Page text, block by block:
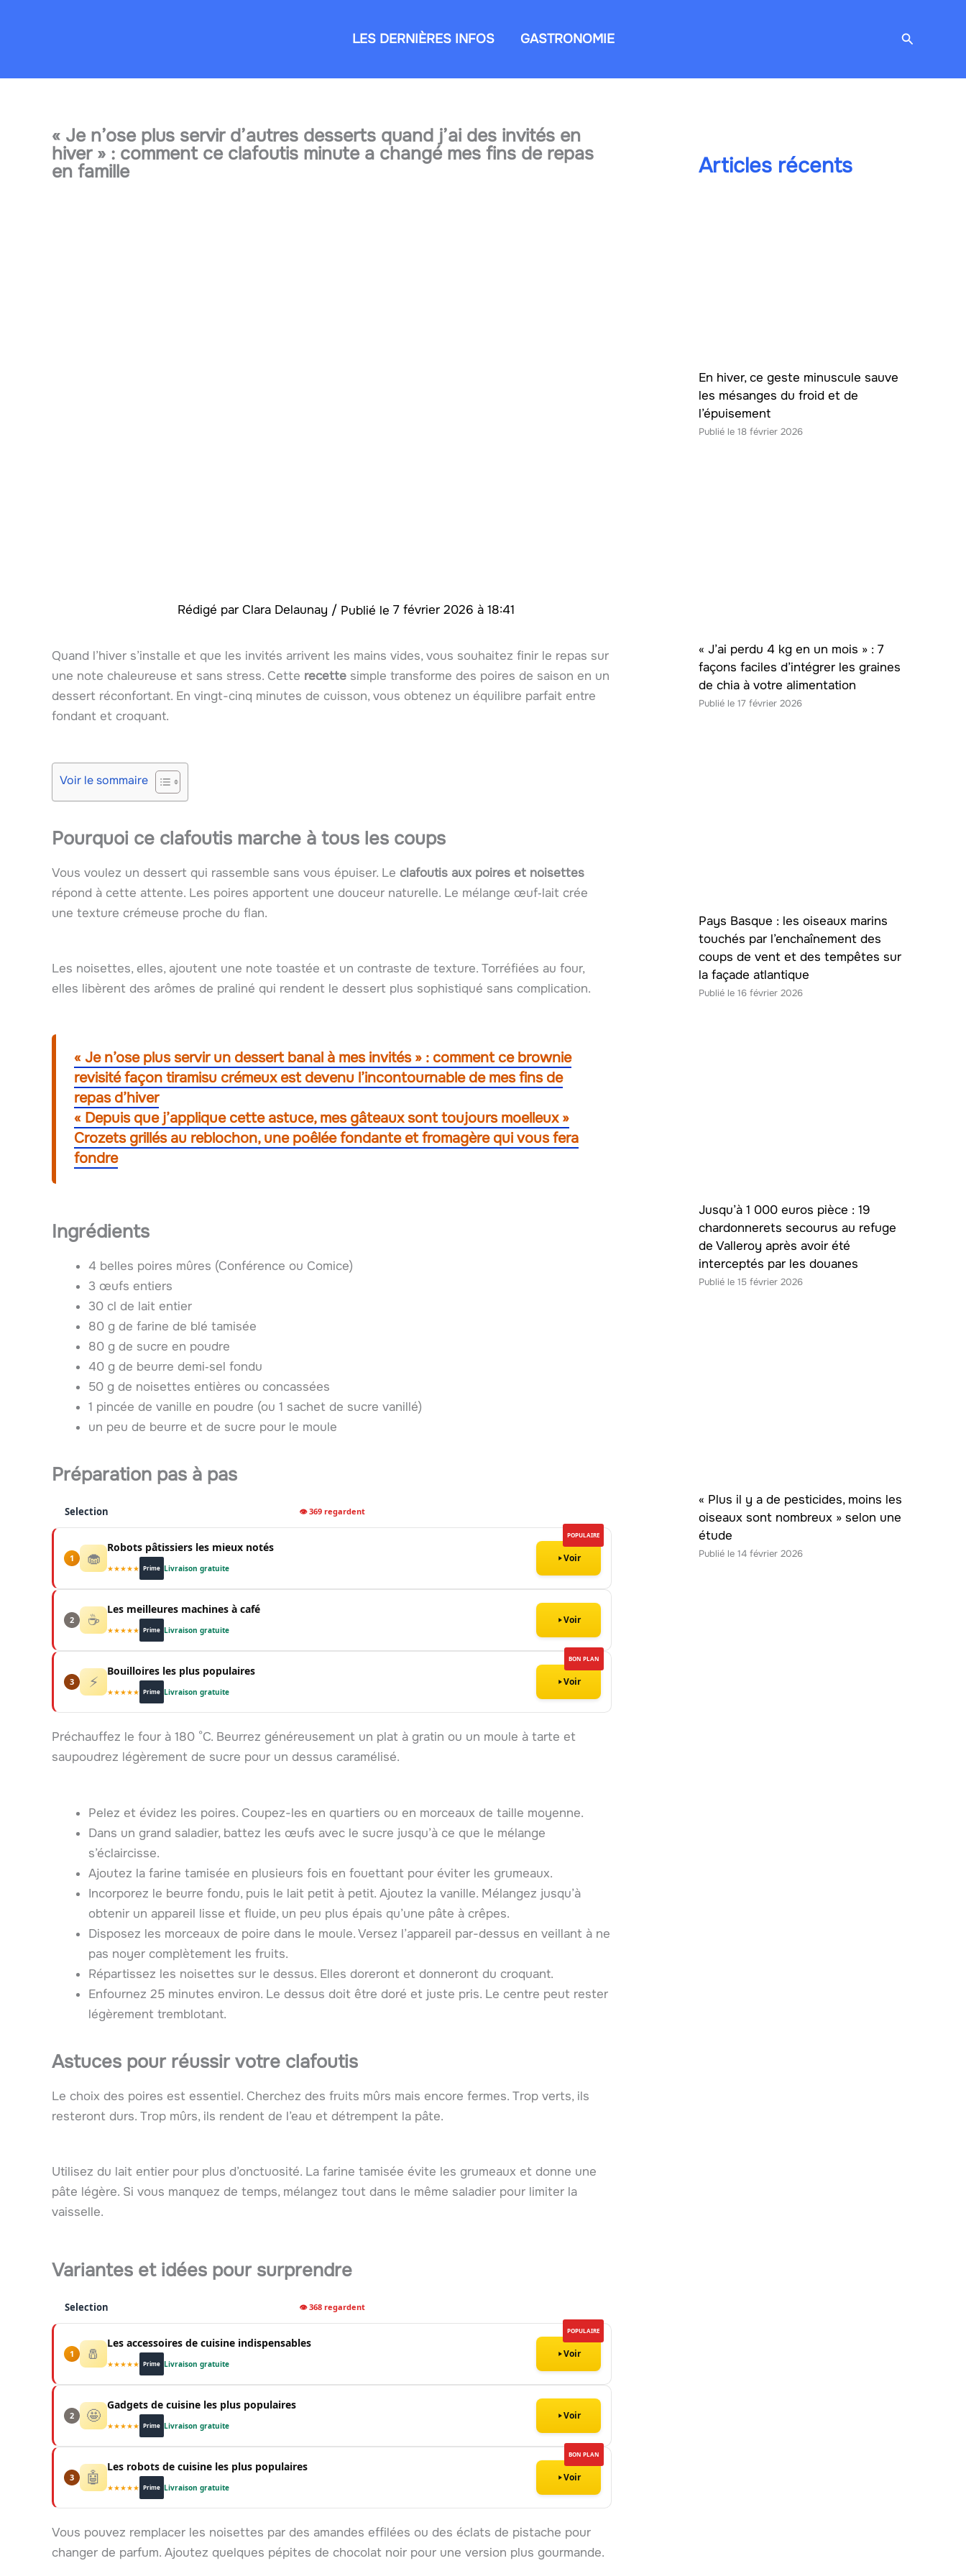
LES DERNIÈRES INFOS GASTRONOMIE
« Je n’ose plus servir d’autres desserts quand j’ai des invités en
hiver » : comment ce clafoutis minute a changé mes fins de repas
en famille
Rédigé par Clara Delaunay / 7 février 2026 à 18:41
Quand l’hiver s’installe et que les invités arrivent les mains vides, vous souhaitez finir le repas sur
une note chaleureuse et sans stress. Cette recette simple transforme des poires de saison en un
dessert réconfortant. En vingt-cinq minutes de cuisson, vous obtenez un équilibre parfait entre
fondant et croquant.
Voir le sommaire
Pourquoi ce clafoutis marche à tous les coups
Vous voulez un dessert qui rassemble sans vous épuiser. Le clafoutis aux poires et noisettes
répond à cette attente. Les poires apportent une douceur naturelle. Le mélange œuf‑lait crée
une texture crémeuse proche du flan.
Les noisettes, elles, ajoutent une note toastée et un contraste de texture. Torréfiées au four,
elles libèrent des arômes de praliné qui rendent le dessert plus sophistiqué sans complication.
« Je n’ose plus servir un dessert banal à mes invités » : comment ce brownie
revisité façon tiramisu crémeux est devenu l’incontournable de mes fins de
repas d’hiver
« Depuis que j’applique cette astuce, mes gâteaux sont toujours moelleux »
Crozets grillés au reblochon, une poêlée fondante et fromagère qui vous fera
fondre
Ingrédients
4 belles poires mûres (Conférence ou Comice)
3 œufs entiers
30 cl de lait entier
80 g de farine de blé tamisée
80 g de sucre en poudre
40 g de beurre demi‑sel fondu
50 g de noisettes entières ou concassées
1 pincée de vanille en poudre (ou 1 sachet de sucre vanillé)
un peu de beurre et de sucre pour le moule
Préparation pas à pas
Selection 👁 369 regardent
POPULAIRE
1 🧁
Robots pâtissiers les mieux notés
★★★★★ Prime Livraison gratuite
Voir
2 ☕
Les meilleures machines à café
★★★★★ Prime Livraison gratuite
Voir
BON PLAN
3 ⚡
Bouilloires les plus populaires
★★★★★ Prime Livraison gratuite
Voir
Préchauffez le four à 180 °C. Beurrez généreusement un plat à gratin ou un moule à tarte et
saupoudrez légèrement de sucre pour un dessus caramélisé.
Pelez et évidez les poires. Coupez-les en quartiers ou en morceaux de taille moyenne.
Dans un grand saladier, battez les œufs avec le sucre jusqu’à ce que le mélange
s’éclaircisse.
Ajoutez la farine tamisée en plusieurs fois en fouettant pour éviter les grumeaux.
Incorporez le beurre fondu, puis le lait petit à petit. Ajoutez la vanille. Mélangez jusqu’à
obtenir un appareil lisse et fluide, un peu plus épais qu’une pâte à crêpes.
Disposez les morceaux de poire dans le moule. Versez l’appareil par-dessus en veillant à ne
pas noyer complètement les fruits.
Répartissez les noisettes sur le dessus. Elles doreront et donneront du croquant.
Enfournez 25 minutes environ. Le dessus doit être doré et juste pris. Le centre peut rester
légèrement tremblotant.
Astuces pour réussir votre clafoutis
Le choix des poires est essentiel. Cherchez des fruits mûrs mais encore fermes. Trop verts, ils
resteront durs. Trop mûrs, ils rendent de l’eau et détrempent la pâte.
Utilisez du lait entier pour plus d’onctuosité. La farine tamisée évite les grumeaux et donne une
pâte légère. Si vous manquez de temps, mélangez tout dans le même saladier pour limiter la
vaisselle.
Variantes et idées pour surprendre
Selection 👁 368 regardent
POPULAIRE
1 🧂
Les accessoires de cuisine indispensables
★★★★★ Prime Livraison gratuite
Voir
2 🤩
Gadgets de cuisine les plus populaires
★★★★★ Prime Livraison gratuite
Voir
BON PLAN
3 🤖
Les robots de cuisine les plus populaires
★★★★★ Prime Livraison gratuite
Voir
Vous pouvez remplacer les noisettes par des amandes effilées ou des éclats de pistache pour
changer de parfum. Ajoutez quelques pépites de chocolat noir pour une version plus gourmande.
Articles récents
En hiver, ce geste minuscule sauve
les mésanges du froid et de
l’épuisement
18 février 2026
« J’ai perdu 4 kg en un mois » : 7
façons faciles d’intégrer les graines
de chia à votre alimentation
17 février 2026
Pays Basque : les oiseaux marins
touchés par l’enchaînement des
coups de vent et des tempêtes sur
la façade atlantique
16 février 2026
Jusqu’à 1 000 euros pièce : 19
chardonnerets secourus au refuge
de Valleroy après avoir été
interceptés par les douanes
15 février 2026
« Plus il y a de pesticides, moins les
oiseaux sont nombreux » selon une
étude
14 février 2026